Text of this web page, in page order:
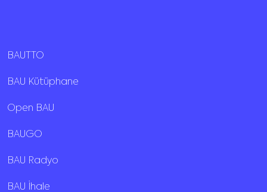
BAUTTO
BAU Kütüphane
Open BAU
BAUGO
BAU Radyo
BAU İhale